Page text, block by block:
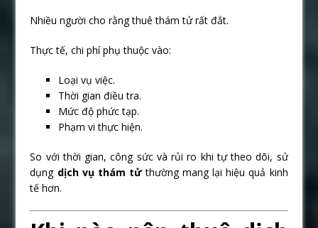
Nhiều người cho rằng thuê thám tử rất đắt.
Thực tế, chi phí phụ thuộc vào:
Loại vụ việc.
Thời gian điều tra.
Mức độ phức tạp.
Phạm vi thực hiện.
So với thời gian, công sức và rủi ro khi tự theo dõi, sử
dụng dịch vụ thám tửthường mang lại hiệu quả kinh
tế hơn.